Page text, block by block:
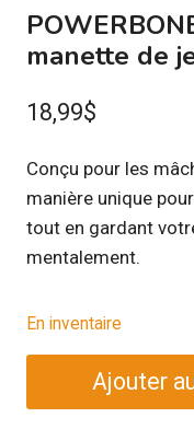
manette de
18,99$
Conçu pour les
manière unique
tout en gardant
mentalement.
En inventaire
Ajouter